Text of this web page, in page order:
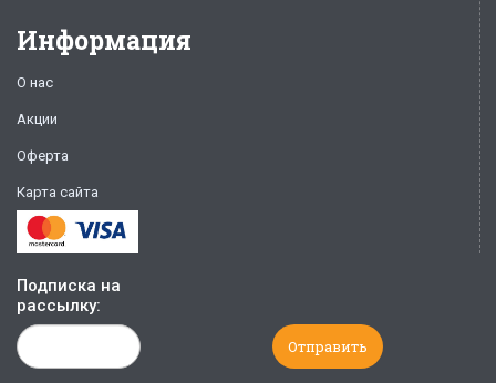
Информация
О нас
Акции
Оферта
Карта сайта
Подписка на
рассылку: